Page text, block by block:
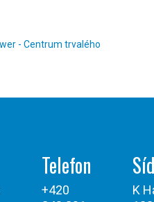
Telefon
+420
K